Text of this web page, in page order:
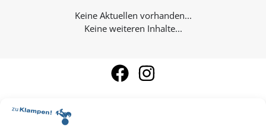
Keine weiteren Inhalte...